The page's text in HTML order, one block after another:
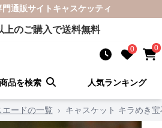
門通販サイト キャスケッティ
上のご購入で送料無料
0 0
商品を検索 人気ランキング
エードの一覧 › キャスケット キラめき